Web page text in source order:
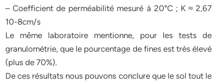
– Coefficient de perméabilité mesuré à 20°C ; K ≈ 2,67
10-8cm/s
Le même laboratoire mentionne, pour les tests de
granulométrie, que le pourcentage de fines est très élevé
(plus de 70%).
De ces résultats nous pouvons conclure que le sol tout le